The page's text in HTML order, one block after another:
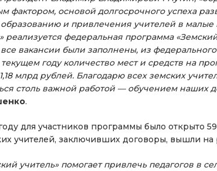
фактором, основой долгосрочного успеха
образованию и привлечения учителей в малые
реализуется федеральная программа
все вакансии были заполнены, из
году количество мест и средств на
млрд рублей. Благодарю всех земских
столь важной работой — обучением наших
.
для участников программы было открыто
учителей, заключивших договоры, вышли на
учитель» помогает привлечь педагогов в